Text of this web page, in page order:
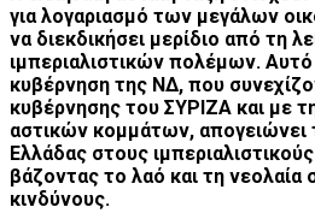
για λογαριασμό των μεγάλων
να διεκδικήσει μερίδιο από τη
ιμπεριαλιστικών πολέμων.
κυβέρνηση της ΝΔ, που
κυβέρνησης του ΣΥΡΙΖΑ και με
αστικών κομμάτων, απογειώνει
Ελλάδας στους
βάζοντας το λαό και τη νεολαία
κινδύνους.